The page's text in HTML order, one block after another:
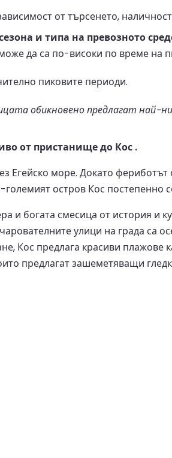
от търсенето,
и типа на превозното
да са по-високи по време на
пиковите периоди.
обикновено предлагат най-
от пристанище до Кос .
море. Докато фериботът
остров Кос постепенно
богата смесица от история и
улици на града са
Кос предлага красиви плажове
предлагат зашеметяващи